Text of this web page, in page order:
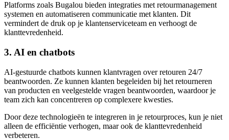
Platforms zoals Bugalou bieden integraties met retourmanagement
systemen en automatiseren communicatie met klanten. Dit
vermindert de druk op je klantenserviceteam en verhoogt de
klanttevredenheid.
3. AI en chatbots
AI-gestuurde chatbots kunnen klantvragen over retouren 24/7
beantwoorden. Ze kunnen klanten begeleiden bij het retourneren
van producten en veelgestelde vragen beantwoorden, waardoor je
team zich kan concentreren op complexere kwesties.
Door deze technologieën te integreren in je retourproces, kun je niet
alleen de efficiëntie verhogen, maar ook de klanttevredenheid
verbeteren.